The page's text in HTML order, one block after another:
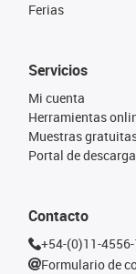
Ferias
Servicios
Mi cuenta
Herramientas
Muestras
Portal de
Contacto
+54-(0)11-
Formulario de